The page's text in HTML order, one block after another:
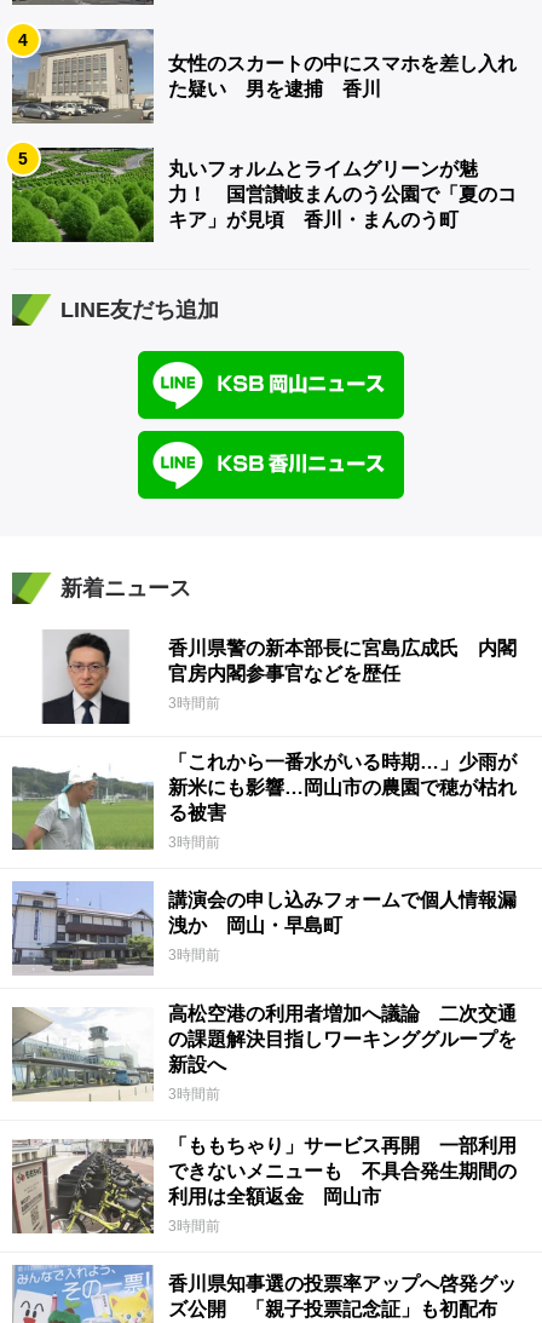
4
女性のスカートの中にスマホを差し入れ
た疑い 男を逮捕 香川
5
丸いフォルムとライムグリーンが魅
力！ 国営讃岐まんのう公園で「夏のコ
キア」が見頃 香川・まんのう町
LINE友だち追加
新着ニュース
香川県警の新本部長に宮島広成氏 内閣
官房内閣参事官などを歴任
3時間前
「これから一番水がいる時期…」少雨が
新米にも影響…岡山市の農園で穂が枯れ
る被害
3時間前
講演会の申し込みフォームで個人情報漏
洩か 岡山・早島町
3時間前
高松空港の利用者増加へ議論 二次交通
の課題解決目指しワーキンググループを
新設へ
3時間前
「ももちゃり」サービス再開 一部利用
できないメニューも 不具合発生期間の
利用は全額返金 岡山市
3時間前
香川県知事選の投票率アップへ啓発グッ
ズ公開 「親子投票記念証」も初配布